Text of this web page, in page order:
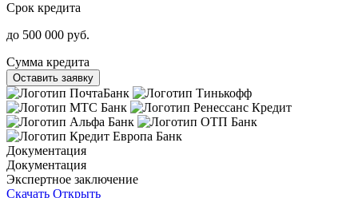
Срок кредита
до 500 000 руб.
Сумма кредита
Оставить заявку
Документация
Документация
Экспертное заключение
Скачать Открыть